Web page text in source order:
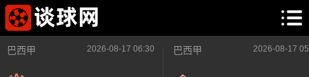
巴西甲 2026-08-17 06:30 巴西甲 2026-08-17